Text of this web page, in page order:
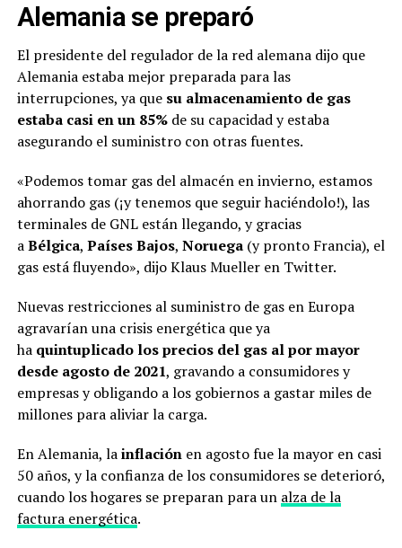
Alemania se preparó
El presidente del regulador de la red alemana dijo que
Alemania estaba mejor preparada para las
interrupciones, ya que su almacenamiento de gas
estaba casi en un 85% de su capacidad y estaba
asegurando el suministro con otras fuentes.
«Podemos tomar gas del almacén en invierno, estamos
ahorrando gas (¡y tenemos que seguir haciéndolo!), las
terminales de GNL están llegando, y gracias
aBélgica, Países Bajos, Noruega (y pronto Francia), el
gas está fluyendo», dijo Klaus Mueller en Twitter.
Nuevas restricciones al suministro de gas en Europa
agravarían una crisis energética que ya
ha quintuplicado los precios del gas al por mayor
desde agosto de 2021, gravando a consumidores y
empresas y obligando a los gobiernos a gastar miles de
millones para aliviar la carga.
En Alemania, lainflación en agosto fue la mayor en casi
50 años, y la confianza de los consumidores se deterioró,
cuando los hogares se preparan para un alza de la
factura energética.